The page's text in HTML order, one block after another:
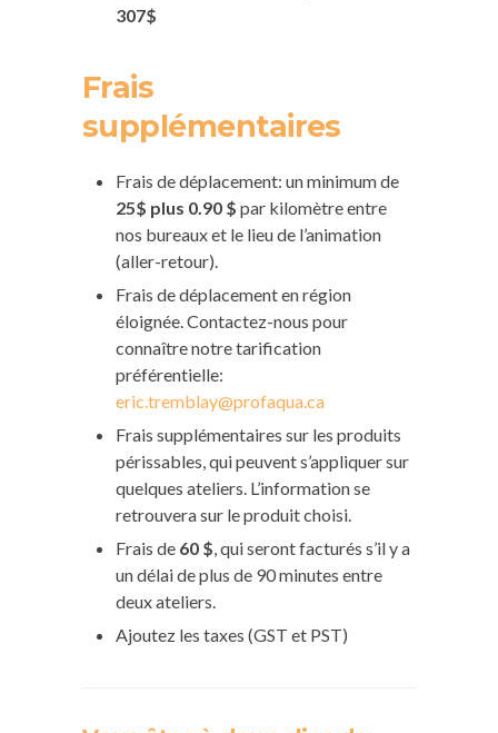
307$
Frais
supplémentaires
Frais de déplacement: un minimum de
25$ plus 0.90 $ par kilomètre entre
nos bureaux et le lieu de l’animation
(aller-retour).
Frais de déplacement en région
éloignée. Contactez-nous pour
connaître notre tarification
préférentielle:
eric.tremblay@profaqua.ca
Frais supplémentaires sur les produits
périssables, qui peuvent s’appliquer sur
quelques ateliers. L’information se
retrouvera sur le produit choisi.
Frais de 60 $, qui seront facturés s’il y a
un délai de plus de 90 minutes entre
deux ateliers.
Ajoutez les taxes (GST et PST)